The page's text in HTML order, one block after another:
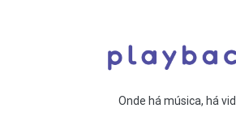
Onde há música, há